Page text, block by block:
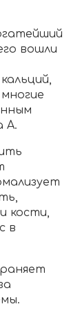
вошли
А.
кости,
в